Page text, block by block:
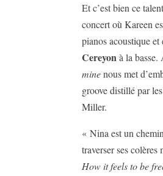
Et c’est bien ce
concert où Kareen
pianos acoustique
Cereyonà la basse.
minenous met
groove distillé par
Miller.
« Nina est un
traverser ses
How it feels to be